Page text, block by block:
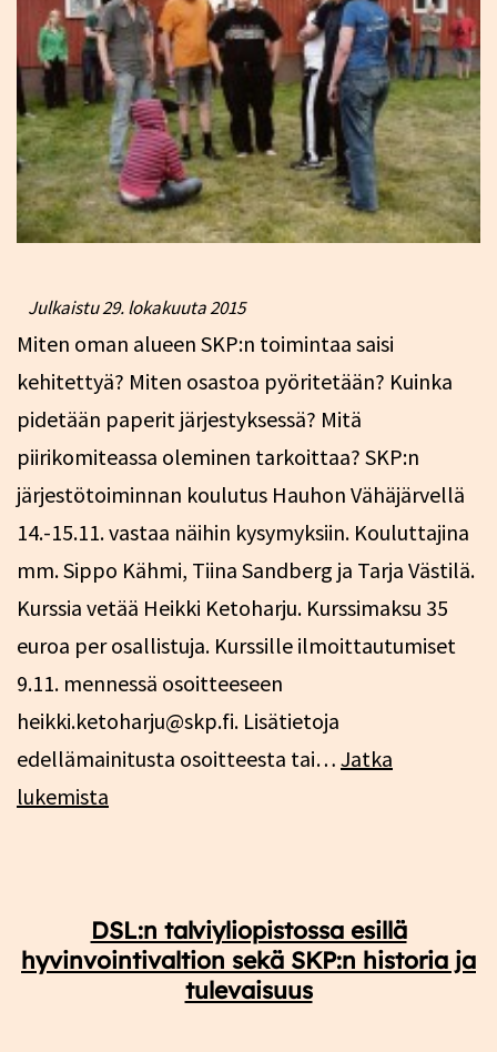
Julkaistu29. lokakuuta 2015
Miten oman alueen SKP:n toimintaa saisi
kehitettyä? Miten osastoa pyöritetään? Kuinka
pidetään paperit järjestyksessä? Mitä
piirikomiteassa oleminen tarkoittaa? SKP:n
järjestötoiminnan koulutus Hauhon Vähäjärvellä
14.-15.11. vastaa näihin kysymyksiin. Kouluttajina
mm. Sippo Kähmi, Tiina Sandberg ja Tarja Västilä.
Kurssia vetää Heikki Ketoharju. Kurssimaksu 35
euroa per osallistuja. Kurssille ilmoittautumiset
9.11. mennessä osoitteeseen
heikki.ketoharju@skp.fi. Lisätietoja
edellämainitusta osoitteesta tai… Jatka
lukemista
DSL:n talviyliopistossa esillä
hyvinvointivaltion sekä SKP:n historia ja
tulevaisuus